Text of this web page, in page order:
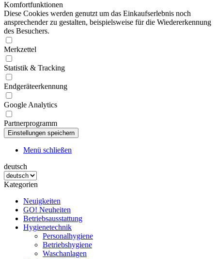
Komfortfunktionen
Diese Cookies werden genutzt um das Einkaufserlebnis noch
ansprechender zu gestalten, beispielsweise für die Wiedererkennung
des Besuchers.
Merkzettel
Statistik & Tracking
Endgeräteerkennung
Google Analytics
Partnerprogramm
Menü schließen
deutsch
Kategorien
Neuigkeiten
GO! Neuheiten
Betriebsausstattung
Hygienetechnik
Personalhygiene
Betriebshygiene
Waschanlagen